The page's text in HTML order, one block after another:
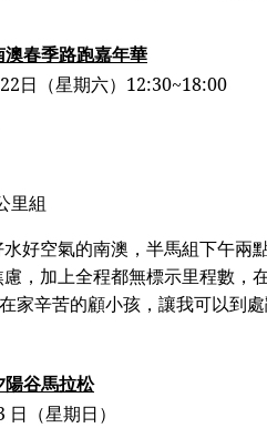
澳春季路跑嘉年華
22日（星期六） 12:30~18:00
里組
水好空氣的南澳， 半馬組下午兩
，加上全程都無標示里程數，
家辛苦的顧小孩，讓我可以到處
陽谷馬拉松
日（星期日）